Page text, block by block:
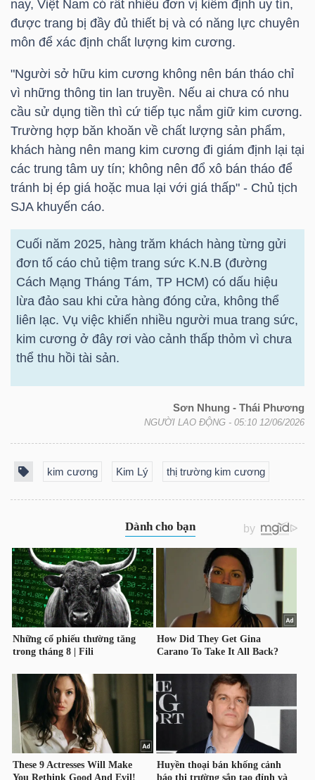
nay, Việt Nam có rất nhiều đơn vị kiểm định uy tín,
được trang bị đầy đủ thiết bị và có năng lực chuyên
môn để xác định chất lượng kim cương.
"Người sở hữu kim cương không nên bán tháo chỉ
vì những thông tin lan truyền. Nếu ai chưa có nhu
cầu sử dụng tiền thì cứ tiếp tục nắm giữ kim cương.
Trường hợp băn khoăn về chất lượng sản phẩm,
khách hàng nên mang kim cương đi giám định lại tại
các trung tâm uy tín; không nên đổ xô bán tháo để
tránh bị ép giá hoặc mua lại với giá thấp" - Chủ tịch
SJA khuyến cáo.
Cuối năm 2025, hàng trăm khách hàng từng gửi
đơn tố cáo chủ tiệm trang sức K.N.B (đường
Cách Mạng Tháng Tám, TP HCM) có dấu hiệu
lừa đảo sau khi cửa hàng đóng cửa, không thể
liên lạc. Vụ việc khiến nhiều người mua trang sức,
kim cương ở đây rơi vào cảnh thấp thỏm vì chưa
thể thu hồi tài sản.
Sơn Nhung - Thái Phương
NGƯỜI LAO ĐỘNG - 05:10 12/06/2026
kim cương Kim Lý thị trường kim cương
chứng
khoán
(-)
Tất cả Cổ phiếu Chỉ số Chứng chỉ quỹ Chứng
Lãnh
đạo
(-)
Tất cả Người nội bộ Người liên quan Cổ đông lớn
Tin
tức
(-)
Bài
viết
của
cáo
phân
Thuật
ngữ
(-)
Dịch
vụ
(-)
Đào